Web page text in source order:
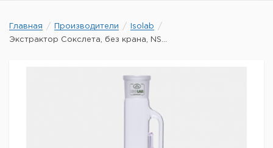
Главная Производители
Isolab
Экстрактор Сокслета, без крана, NS...